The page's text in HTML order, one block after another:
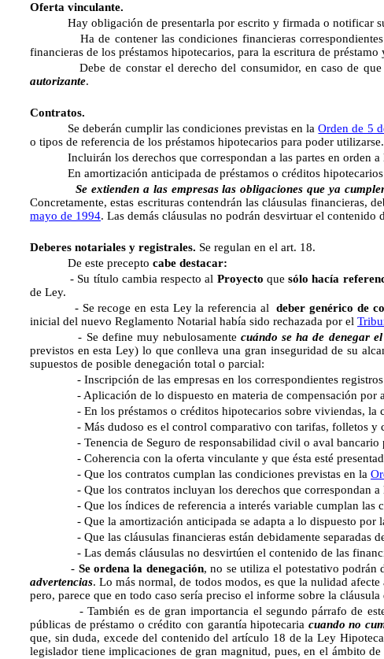
Oferta vinculante.
Hay obligación de presentarla por escrito y firmada o notificar su
Ha de contener las condiciones financieras correspondientes a
financieras de los préstamos hipotecarios, para la escritura de
Debe de constar el derecho del consumidor, en caso de que
autorizante.
Contratos.
Se deberán cumplir las condiciones previstas en laOrden de 5
o tipos de referencia de los préstamos hipotecarios para poder utilizarse.
Incluirán los derechos que correspondan a las partes en orden a
En amortización anticipada de préstamos o créditos hipotecarios
Se extienden a las empresas las obligaciones que ya cumplen
Concretamente, estas escrituras contendrán las cláusulas financieras,
mayo de 1994. Las demás cláusulas no podrán desvirtuar el contenido
Deberes notariales y registrales. Se regulan en el art. 18.
De este precepto cabe destacar:
- Su título cambia respecto al Proyecto que sólo hacía
de Ley.
- Se recoge en esta Ley la referencia al deber genérico de
inicial del nuevo Reglamento Notarial había sido rechazada por el
- Se define muy nebulosamentecuándo se ha de denegar
previstos en esta Ley) lo que conlleva una gran inseguridad de su
supuestos de posible denegación total o parcial:
- Inscripción de las empresas en los correspondientes registros
- Aplicación de lo dispuesto en materia de compensación por
- En los préstamos o créditos hipotecarios sobre viviendas, la
- Más dudoso es el control comparativo con tarifas, folletos y
- Tenencia de Seguro de responsabilidad civil o aval bancario
- Coherencia con la oferta vinculante y que ésta esté presentada
- Que los contratos cumplan las condiciones previstas en la
- Que los contratos incluyan los derechos que correspondan a
- Que los índices de referencia a interés variable cumplan las
- Que la amortización anticipada se adapta a lo dispuesto por la
- Que las cláusulas financieras están debidamente separadas de
- Las demás cláusulas no desvirtúen el contenido de las
- Se ordena la denegación, no se utiliza el potestativo
advertencias. Lo más normal, de todos modos, es que la nulidad
pero, parece que en todo caso sería preciso el informe sobre la
- También es de gran importancia el segundo párrafo de este
públicas de préstamo o crédito con garantía hipotecaria cuando no
que, sin duda, excede del contenido del artículo 18 de la Ley
legislador tiene implicaciones de gran magnitud, pues, en el ámbito